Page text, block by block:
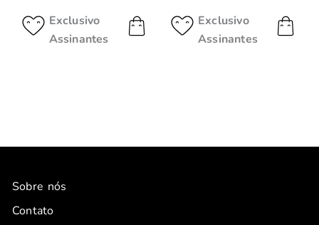
Exclusivo
Assinantes
Exclusivo
Assinantes
Sobre nós
Contato